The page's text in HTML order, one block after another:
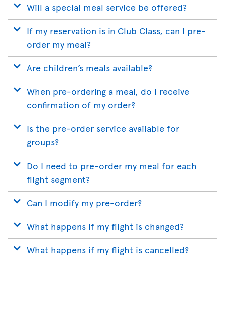
Will a special meal service be offered?
If my reservation is in Club Class, can I pre-
order my meal?
Are children’s meals available?
When pre-ordering a meal, do I receive
confirmation of my order?
Is the pre-order service available for
groups?
Do I need to pre-order my meal for each
flight segment?
Can I modify my pre-order?
What happens if my flight is changed?
What happens if my flight is cancelled?